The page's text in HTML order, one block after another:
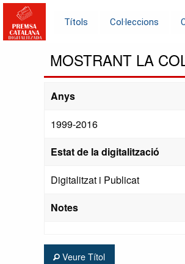
Títols Col·leccions
MOSTRANT LA
Anys
1999-2016
Estat de la digitalització
Digitalitzat i Publicat
Notes
Veure Títol